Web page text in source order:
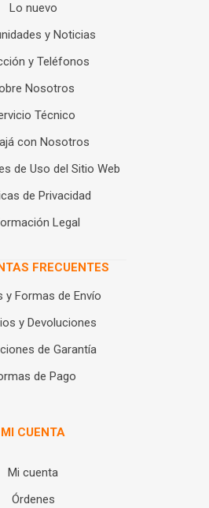
Lo nuevo
y Noticias
y Teléfonos
Nosotros
Técnico
con Nosotros
de Uso del Sitio Web
de Privacidad
Legal
FRECUENTES
y Formas de Envío
y Devoluciones
de Garantía
de Pago
MI CUENTA
Mi cuenta
Órdenes